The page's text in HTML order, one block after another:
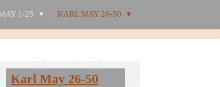
1-25 KARL MAY 26-50
Karl May 26-50